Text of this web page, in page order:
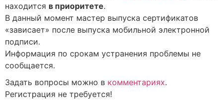
находится в приоритете.
В данный момент мастер выпуска сертификатов
«зависает» после выпуска мобильной электронной
подписи.
Информация по срокам устранения проблемы не
сообщается.
Задать вопросы можно в комментариях.
Регистрация не требуется!